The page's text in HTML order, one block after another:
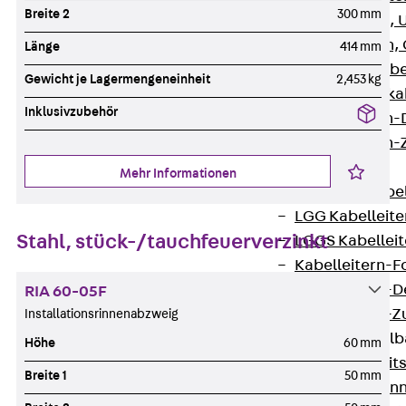
G Gitterbahn,
GI
GTD
GTDW
Gitterbahnen-
Kabelleitern
Zurück
LGG
LGGS
Kabelleitern-
Kabelleitern-
Kabelleitern-
Zurück
WPL
Breite 2 300 mm
Länge 414 mm
Gewicht je Lagermengeneinheit 2,453 kg
Inklusivzubehör
Mehr Informationen
Stahl, stück-/tauchfeuerverzinkt
RIA 60-05F
Installationsrinnenabzweig
Höhe 60 mm
Breite 1 50 mm